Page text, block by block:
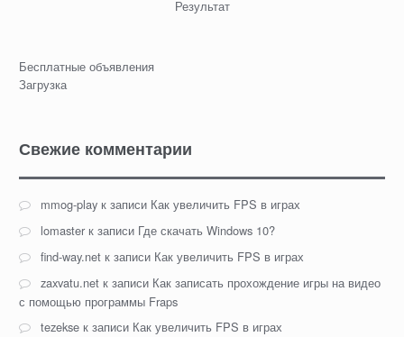
Результат
Бесплатные объявления
Загрузка
Свежие комментарии
mmog-playк записи Как увеличить FPS в играх
lomasterк записи Где скачать Windows 10?
find-way.netк записи Как увеличить FPS в играх
zaxvatu.netк записи Как записать прохождение игры на видео
с помощью программы Fraps
tezekseк записи Как увеличить FPS в играх